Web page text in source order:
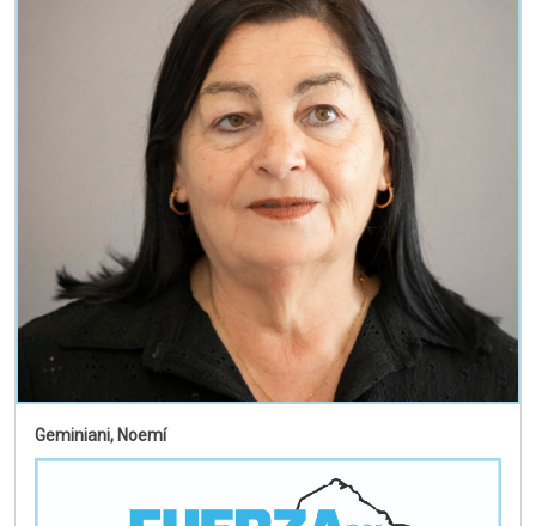
Geminiani, Noemí